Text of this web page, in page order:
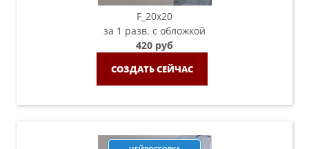
F_20х20
за 1 разв. с обложкой
420 руб
СОЗДАТЬ СЕЙЧАС